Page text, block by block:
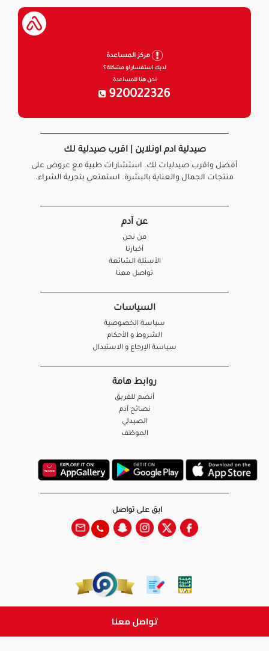
تواصل معنا
مركز المساعدة
لديك استفسار او مشكلة ؟
نحن هنا للمساعدة
920022326
صيدلية ادم اونلاين | اقرب صيدلية لك
أفضل واقرب صيدليات لك. استشارات طبية مع عروض على
منتجات الجمال والعناية بالبشرة. استمتعي بتجربة الشراء.
عن آدم
من نحن
أخبارنا
الأسئلة الشائعة
تواصل معنا
السياسات
سياسة الخصوصية
الشروط و الأحكام
سياسة الإرجاع و الاستبدال
روابط هامة
أنضم للفريق
نصائح آدم
الصيدلي
الموظف
ابق على تواصل